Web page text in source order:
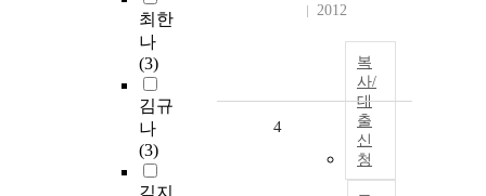
최한
나
(3)
김규
나
(3)
2012
복
사/
대
출
신
청
4